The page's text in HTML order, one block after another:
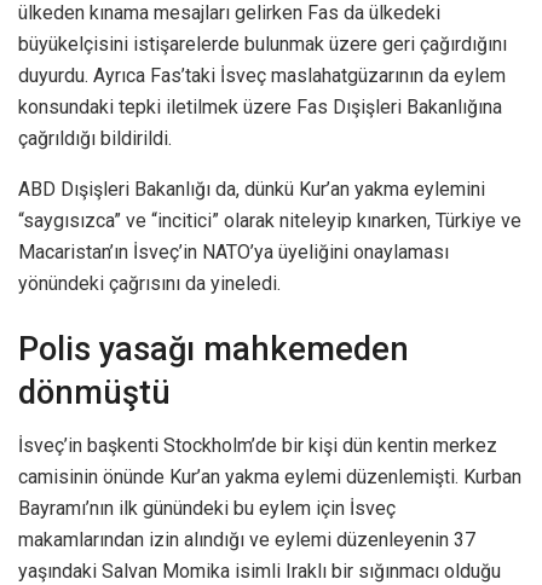
ülkeden kınama mesajları gelirken Fas da ülkedeki
büyükelçisini istişarelerde bulunmak üzere geri çağırdığını
duyurdu. Ayrıca Fas’taki İsveç maslahatgüzarının da eylem
konsundaki tepki iletilmek üzere Fas Dışişleri Bakanlığına
çağrıldığı bildirildi.
ABD Dışişleri Bakanlığı da, dünkü Kur’an yakma eylemini
“saygısızca” ve “incitici” olarak niteleyip kınarken, Türkiye ve
Macaristan’ın İsveç’in NATO’ya üyeliğini onaylaması
yönündeki çağrısını da yineledi.
Polis yasağı mahkemeden
dönmüştü
İsveç’in başkenti Stockholm’de bir kişi dün kentin merkez
camisinin önünde Kur’an yakma eylemi düzenlemişti. Kurban
Bayramı’nın ilk günündeki bu eylem için İsveç
makamlarından izin alındığı ve eylemi düzenleyenin 37
yaşındaki Salvan Momika isimli Iraklı bir sığınmacı olduğu